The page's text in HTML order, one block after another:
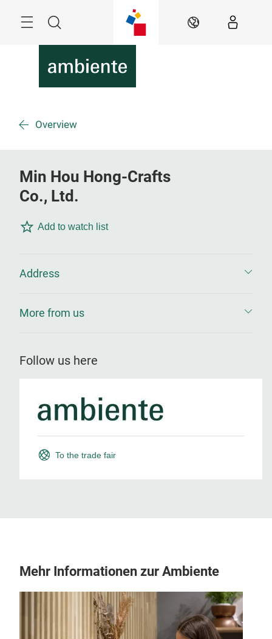
Suche DE
Overview
Min Hou Hong-Crafts
Co., Ltd.
Add to watch list
Address
More from us
Follow us here
To the trade fair
Mehr Informationen zur Ambiente